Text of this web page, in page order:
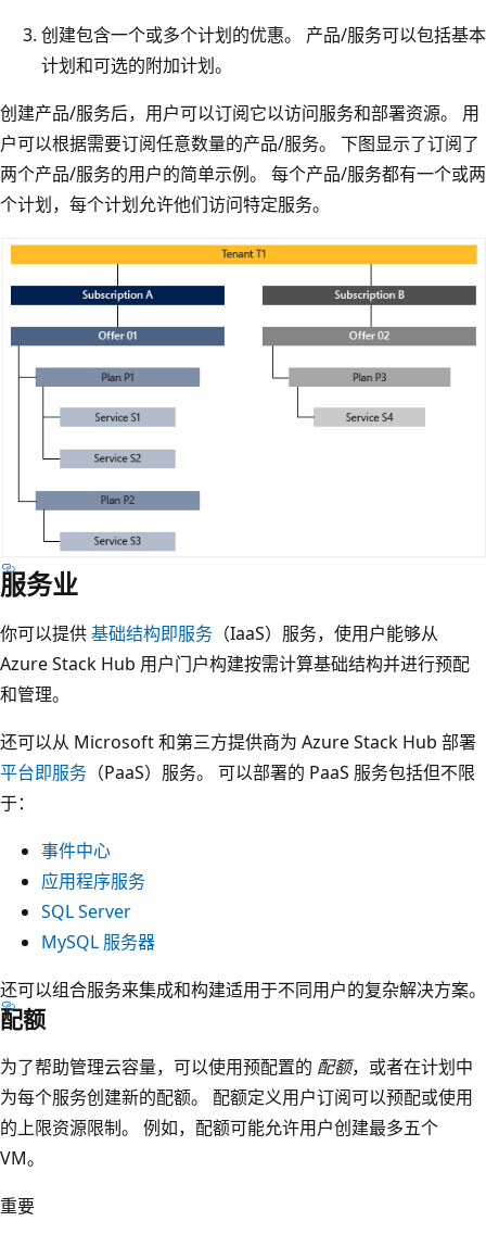
创建包含一个或多个计划的优惠。 产品/服务可以包括基本
计划和可选的附加计划。
创建产品/服务后，用户可以订阅它以访问服务和部署资源。 用
户可以根据需要订阅任意数量的产品/服务。 下图显示了订阅了
两个产品/服务的用户的简单示例。 每个产品/服务都有一个或两
个计划，每个计划允许他们访问特定服务。
服务业
你可以提供基础结构即服务 （IaaS）服务，使用户能够从
Azure Stack Hub 用户门户构建按需计算基础结构并进行预配
和管理。
还可以从 Microsoft 和第三方提供商为 Azure Stack Hub 部署
平台即服务 （PaaS）服务。 可以部署的 PaaS 服务包括但不限
于：
事件中心
应用程序服务
SQL Server
MySQL 服务器
还可以组合服务来集成和构建适用于不同用户的复杂解决方案。
配额
为了帮助管理云容量，可以使用预配置的 配额，或者在计划中
为每个服务创建新的配额。 配额定义用户订阅可以预配或使用
的上限资源限制。 例如，配额可能允许用户创建最多五个
VM。
重要